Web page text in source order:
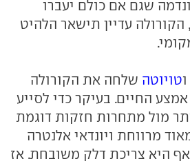
שגם אם כולם יעברו
הקורולה עדיין תישאר הלהיט
טויוטה שלחה את הקורולה
החיים. בעיקר כדי לסייע
מול מתחרות חזקות דוגמת
מרווחת ויונדאי אלנטרה
היא צריכת דלק משובחת. אז